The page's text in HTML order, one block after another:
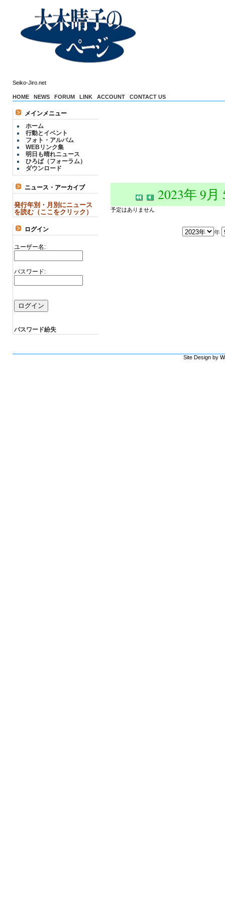
Seiko-Jiro.net
HOME NEWS FORUM LINK ACCOUNT CONTACT US
メインメニュー
ホーム
行動とイベント
フォト・アルバム
WEBリンク集
明日も晴れニュース
ひろば（フォーラム）
ダウンロード
ニュース・アーカイブ
発行年別・月別にニュース
を読む（ここをクリック）
ログイン
ユーザー名:
パスワード:
パスワード紛失
2023年 9月
予定はありません
年
Site Design by